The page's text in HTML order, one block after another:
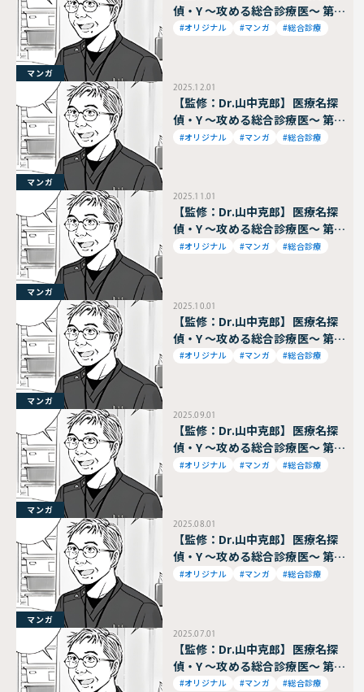
偵・Y ～攻める総合診療医～ 第98
話
#オリジナル #マンガ #総合診療
マンガ
2025.12.01
【監修：Dr.山中克郎】医療名探
偵・Y ～攻める総合診療医～ 第97
話
#オリジナル #マンガ #総合診療
マンガ
2025.11.01
【監修：Dr.山中克郎】医療名探
偵・Y ～攻める総合診療医～ 第96
話
#オリジナル #マンガ #総合診療
マンガ
2025.10.01
【監修：Dr.山中克郎】医療名探
偵・Y ～攻める総合診療医～ 第95
話
#オリジナル #マンガ #総合診療
マンガ
2025.09.01
【監修：Dr.山中克郎】医療名探
偵・Y ～攻める総合診療医～ 第94
話
#オリジナル #マンガ #総合診療
マンガ
2025.08.01
【監修：Dr.山中克郎】医療名探
偵・Y ～攻める総合診療医～ 第93
話
#オリジナル #マンガ #総合診療
マンガ
2025.07.01
【監修：Dr.山中克郎】医療名探
偵・Y ～攻める総合診療医～ 第92
話
#オリジナル #マンガ #総合診療